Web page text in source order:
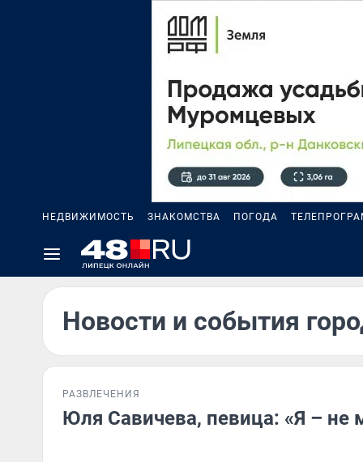
НЕДВИЖИМОСТЬ ЗНАКОМСТВА ПОГОДА
Новости и события
РАЗВЛЕЧЕНИЯ
Юля Савичева, певица: «Я – не